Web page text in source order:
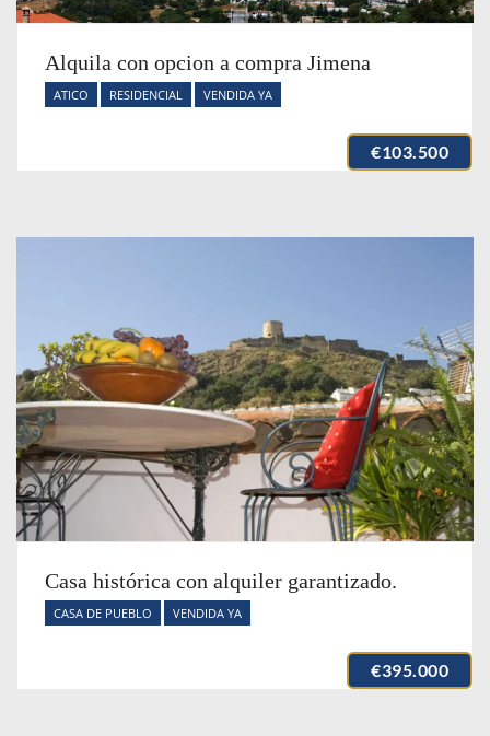
Alquila con opcion a compra Jimena
ATICO RESIDENCIAL VENDIDA YA
€103.500
Casa histórica con alquiler garantizado.
CASA DE PUEBLO VENDIDA YA
€395.000